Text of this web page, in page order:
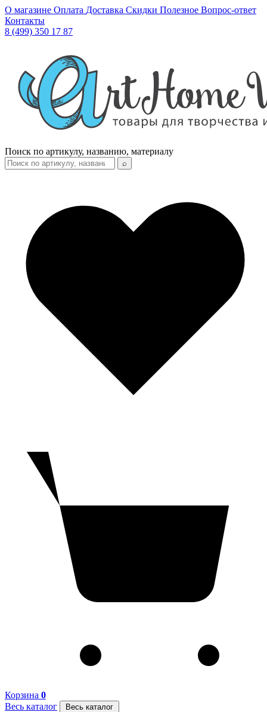
О магазине Оплата Доставка Скидки Полезное Вопрос-ответ
Контакты
8 (499) 350 17 87
Поиск по артикулу, названию, материалу
⌕
Корзина 0
Весь каталог
Весь каталог